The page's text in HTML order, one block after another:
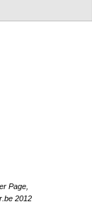
Page,
2012